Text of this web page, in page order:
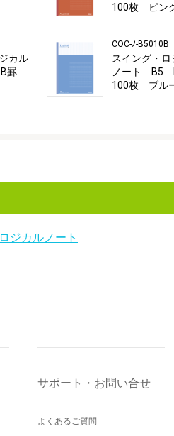
カル
罫
100枚 ピン
COC-ﾉ-B5010B
スイング・ロ
ノート B5
100枚 ブル
ジカルノート
サポート・お問い合せ
よくあるご質問